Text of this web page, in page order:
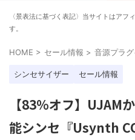
〈景表法に基づく表記〉当サイトはアフ
す。
HOME > セール情報 > 音源プラ
シンセサイザー セール情報
【83%オフ】UJAM
能シンセ『Usynth